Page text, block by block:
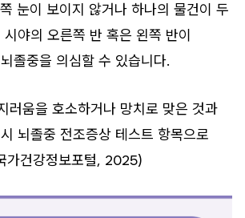
눈이 보이지 않거나 하나의 물건이 두
야의 오른쪽 반 혹은 왼쪽 반이
졸중을 의심할 수 있습니다.
러움을 호소하거나 망치로 맞은 것과
뇌졸중 전조증상 테스트 항목으로
가건강정보포털, 2025)